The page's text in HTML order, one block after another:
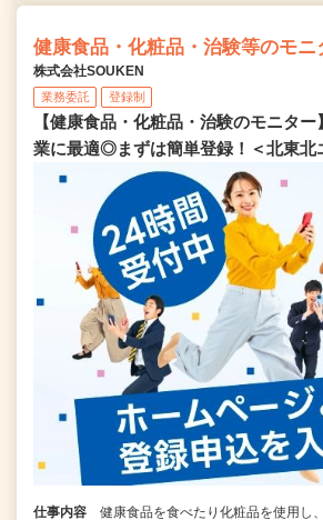
健康食品・化粧品・治験等のモニ
株式会社SOUKEN
業務委託 登録制
【健康食品・化粧品・治験のモニター
業に最適◎まずは簡単登録！＜北東北
仕事内容 健康食品を食べたり化粧品を使用し